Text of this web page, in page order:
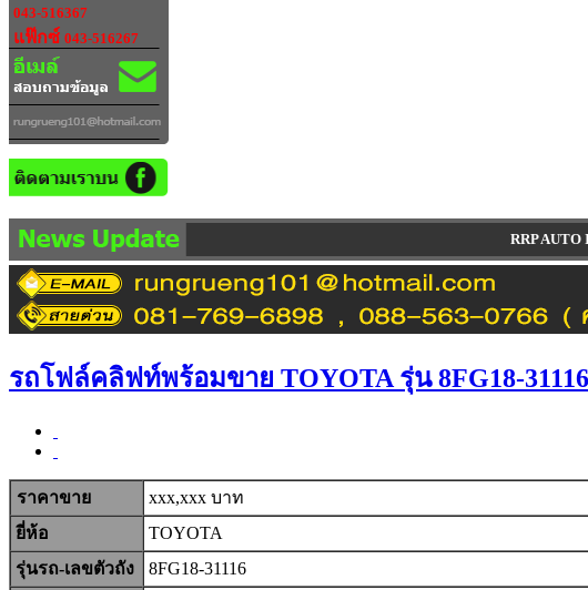
043-516367
แฟ๊กซ์ 043-516267
RRP AUTO
รถโฟล์คลิฟท์พร้อมขาย TOYOTA รุ่น 8FG18-31116
ราคาขาย
xxx,xxx บาท
ยี่ห้อ
TOYOTA
รุ่นรถ-เลขตัวถัง
8FG18-31116